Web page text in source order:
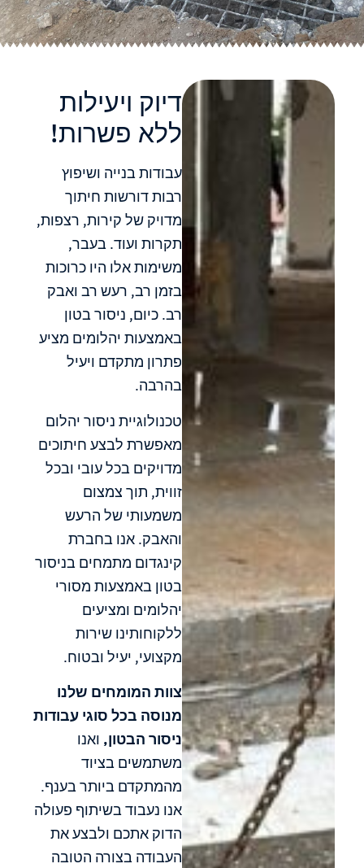
דיוק ויעילות
ללא פשרות!
עבודות בנייה ושיפוץ
רבות דורשות חיתוך
מדויק של קירות, רצפות,
תקרות ועוד. בעבר,
משימות אלו היו כרוכות
בזמן רב, רעש רב ואבק
רב. כיום, ניסור בטון
באמצעות יהלומים מציע
פתרון מתקדם ויעיל
בהרבה.
טכנולוגיית ניסור יהלום
מאפשרת לבצע חיתוכים
מדויקים בכל עובי ובכל
זווית, תוך צמצום
משמעותי של הרעש
והאבק. אנו בחברת
קינגדום מתמחים בניסור
בטון באמצעות מסורי
יהלומים ומציעים
ללקוחותינו שירות
מקצועי, יעיל ובטוח.
צוות המומחים שלנו
מנוסה בכל סוגי עבודות
ניסור הבטון, ואנו
משתמשים בציוד
מהמתקדם ביותר בענף.
אנו נעבוד בשיתוף פעולה
הדוק אתכם ולבצע את
העבודה בצורה הטובה